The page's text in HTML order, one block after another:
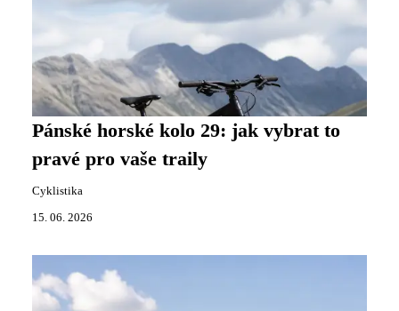
Pánské horské kolo 29: jak vybrat to
pravé pro vaše traily
Cyklistika
15. 06. 2026